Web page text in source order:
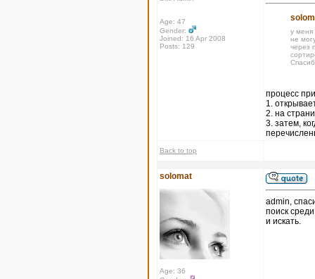
Age: 47
Gender:
Joined: 16 Apr 2008
Posts: 129
у меня
не
через
процесс
1.
2. на
3. затем,
Back to top
solomat
Age: 36
admin,
поиск
и искать.